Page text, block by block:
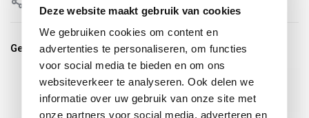
Deze website maakt gebruik van cookies
We gebruiken cookies om content en
advertenties te personaliseren, om functies
voor social media te bieden en om ons
websiteverkeer te analyseren. Ook delen we
informatie over uw gebruik van onze site met
onze partners voor social media, adverteren en
Gerelateerde producten